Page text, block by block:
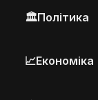
🏛️Політика
📈Економіка